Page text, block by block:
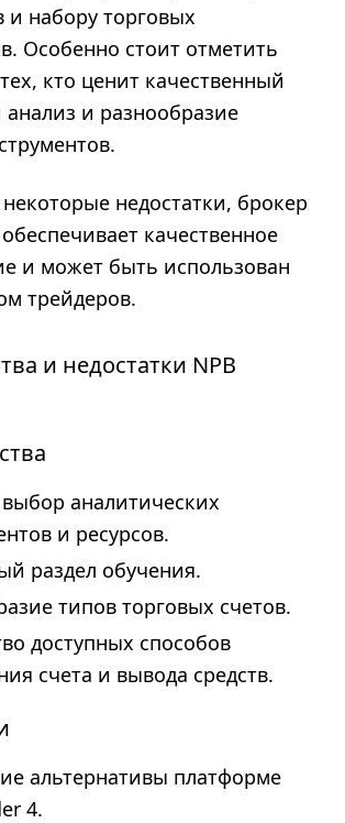
и набору торговых
Особенно стоит отметить
кто ценит качественный
анализ и разнообразие
недостатки, брокер
качественное
и может быть использован
трейдеров.
и недостатки NPB
аналитических
и ресурсов.
раздел обучения.
типов торговых счетов.
доступных способов
счета и вывода средств.
альтернативы платформе
4.